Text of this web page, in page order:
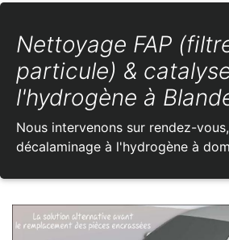
Nettoyage FAP
particule) &
l'hydrogène à
Nous intervenons sur rendez-
décalaminage à l'hydrogène à